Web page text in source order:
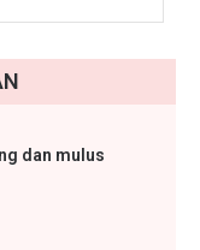
dan mulus